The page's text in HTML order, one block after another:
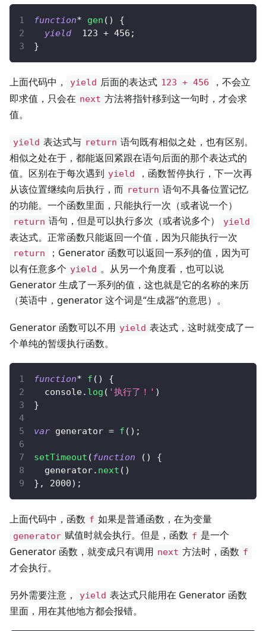
function* gen ( )
{
yield
123 + 456 ;
}
上面代码中， yield 后面的表达式 123 + 456
，不会立
即求值，只会在 next 方法将指针移到这一句时，才会求
值。
yield 表达式与 return 语句既有相似之处，也有区别。
相似之处在于，都能返回紧跟在语句后面的那个表达式的
值。区别在于每次遇到 yield
，函数暂停执行，下一次再
从该位置继续向后执行，而 return 语句不具备位置记忆
的功能。一个函数里面，只能执行一次（或者说一个）
return 语句，但是可以执行多次（或者说多个） yield
表达式。正常函数只能返回一个值，因为只能执行一次
return
；Generator 函数可以返回一系列的值，因为可
以有任意多个 yield 。从另一个角度看，也可以说
Generator 生成了一系列的值，这也就是它的名称的来历
（英语中，generator 这个词是“生成器”的意思）。
Generator 函数可以不用 yield 表达式，这时就变成了一
个单纯的暂缓执行函数。
function* f ( )
{
console. log ( '执行了！' )
}
var generator = f ( ) ;
setTimeout ( function ( )
{
  generator
. next ( )
} , 2000) ;
上面代码中，函数 f 如果是普通函数，在为变量
generator 赋值时就会执行。但是，函数 f 是一个
Generator 函数，就变成只有调用 next 方法时，函数 f
才会执行。
另外需要注意， yield 表达式只能用在 Generator 函数
里面，用在其他地方都会报错。